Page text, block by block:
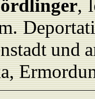
,
und